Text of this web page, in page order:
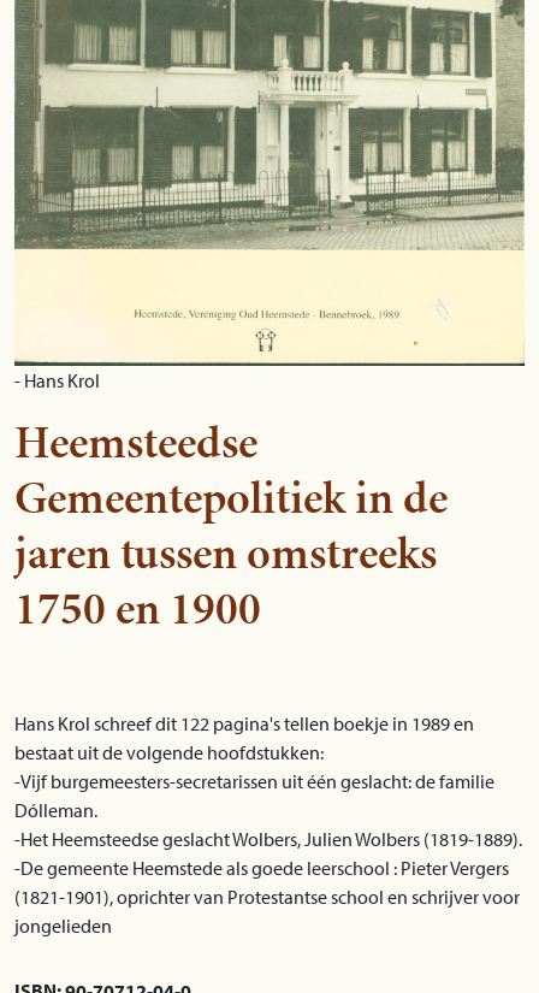
- Hans Krol
Heemsteedse
Gemeentepolitiek in de
jaren tussen omstreeks
1750 en 1900
Hans Krol schreef dit 122 pagina's tellen boekje in 1989 en
bestaat uit de volgende hoofdstukken:
-Vijf burgemeesters-secretarissen uit één geslacht: de familie
Dólleman.
-Het Heemsteedse geslacht Wolbers, Julien Wolbers (1819-1889).
-De gemeente Heemstede als goede leerschool : Pieter Vergers
(1821-1901), oprichter van Protestantse school en schrijver voor
jongelieden